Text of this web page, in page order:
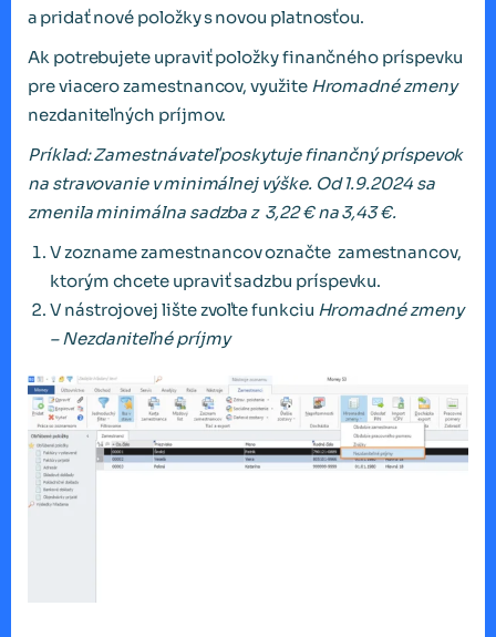
a pridať nové položky s novou platnosťou.
Ak potrebujete upraviť položky finančného príspevku
pre viacero zamestnancov, využite Hromadné zmeny
nezdaniteľných príjmov.
Príklad: Zamestnávateľ poskytuje finančný príspevok
na stravovanie vminimálnej výške. Od 1.9.2024 sa
zmenila minimálna sadzba z 3,22€na 3,43€.
V zozname zamestnancov označte zamestnancov,
ktorým chcete upraviť sadzbu príspevku.
V nástrojovej lište zvoľte funkciu Hromadné zmeny
– Nezdaniteľné príjmy